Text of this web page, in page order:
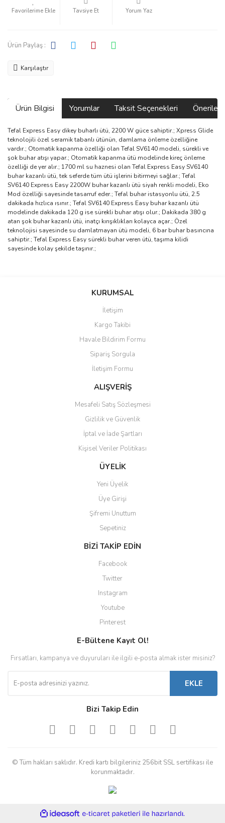
Tavsiye Et Yorum Yaz
Ürün Paylaş :
Karşılaştır
Ürün Bilgisi Yorumlar Taksit Seçenekleri
Tefal Express Easy dikey buharlı ütü, 2200 W güce sahiptir.; Xpress Glide
teknolojili özel seramik tabanlı ütünün, damlama önleme özelliğine
vardır.; Otomatik kapanma özelliği olan Tefal SV6140 modeli, sürekli ve
şok buhar atışı yapar.; Otomatik kapanma ütü modelinde kireç önleme
özelliği de yer alır.; 1700 ml su haznesi olan Tefal Express Easy SV6140
buhar kazanlı ütü, tek seferde tüm ütü işlerini bitirmeyi sağlar.; Tefal
SV6140 Express Easy 2200W buhar kazanlı ütü siyah renkli modeli, Eko
Mod özelliği sayesinde tasarruf eder.; Tefal buhar istasyonlu ütü, 2.5
dakikada hızlıca ısınır.; Tefal SV6140 Express Easy buhar kazanlı ütü
modelinde dakikada 120 g ise sürekli buhar atışı olur.; Dakikada 380 g
atan şok buhar kazanlı ütü, inatçı kırışıklıkları kolayca açar.; Özel
teknolojisi sayesinde su damlatmayan ütü modeli, 6 bar buhar basıncına
sahiptir.; Tefal Express Easy sürekli buhar veren ütü, taşıma kilidi
sayesinde kolay şekilde taşınır.;
Bu ürüne ilk yorumu siz yapın!
Ürün resmi kalitesiz, bozuk veya görüntülenemiyor.
Ürün açıklamasında eksik bilgiler bulunuyor.
Ürün bilgilerinde hatalar bulunuyor.
Ürün fiyatı diğer sitelerden daha pahalı.
Bu ürüne benzer farklı alternatifler olmalı.
Gönder
KURUMSAL
İletişim
Kargo Takibi
Havale Bildirim Formu
Sipariş Sorgula
İletişim Formu
ALIŞVERİŞ
Mesafeli Satış Sözleşmesi
Gizlilik ve Güvenlik
İptal ve İade Şartları
Kişisel Veriler Politikası
ÜYELİK
Yeni Üyelik
Üye Girişi
Şifremi Unuttum
Sepetiniz
BİZİ TAKİP EDİN
Facebook
Twitter
Instagram
Youtube
Pinterest
E-Bültene Kayıt Ol!
Fırsatları, kampanya ve duyuruları ile ilgili e-posta almak ister misiniz?
EKLE
Bizi Takip Edin
© Tüm hakları saklıdır. Kredi kartı bilgileriniz 256bit SSL sertifikası ile
korunmaktadır.
ideasoft
e-